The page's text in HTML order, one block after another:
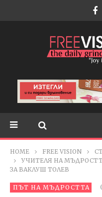
HOME FREE VISION
УЧИТЕЛЯ НА
ЗА ВАКЛУШ ТОЛЕВ
ПЪТ НА МЪДРОСТТА